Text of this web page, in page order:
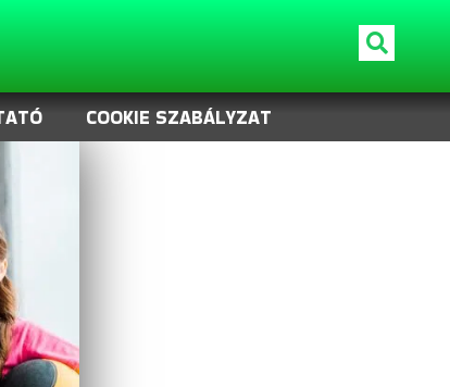
COOKIE SZABÁLYZAT